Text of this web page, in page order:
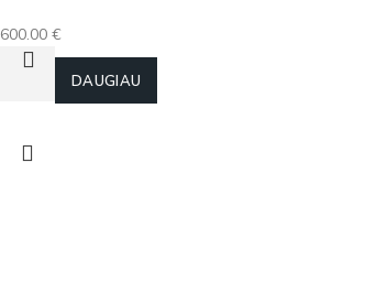
600.00 €
DAUGIAU